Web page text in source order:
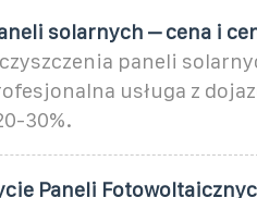
solarnych – cena i
paneli
usługa z
30%.
Paneli